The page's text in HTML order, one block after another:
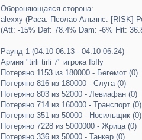
Обороняющаяся сторона:
alexxy (Раса: Псолао Альянс: [RISK]
(Att: -15% Def: 78.4% Dam: -6% Hit:
Раунд 1 (04.10 06:13 - 04.10 06:24)
Армия "tirli tirli 7" игрока fbfly
Потеряно 1153 из 180000 - Бегемот (0)
Потеряно 816 из 180000 - Слуга (0)
Потеряно 803 из 52000 - Левиафан (0)
Потеряно 714 из 160000 - Транспорт (0)
Потеряно 351 из 50000 - Носильщик (0)
Потеряно 7228 из 5000000 - Жрица (0)
Потеряно 336 из 50000 - Танкер (0)